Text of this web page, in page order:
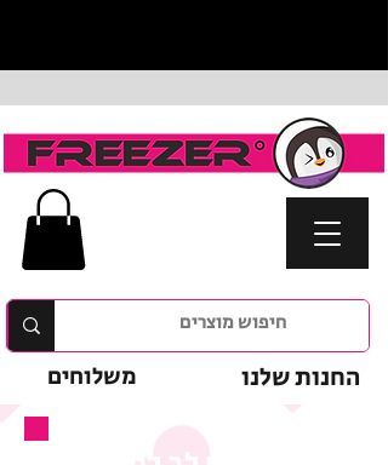
החנות שלנו משלוחים